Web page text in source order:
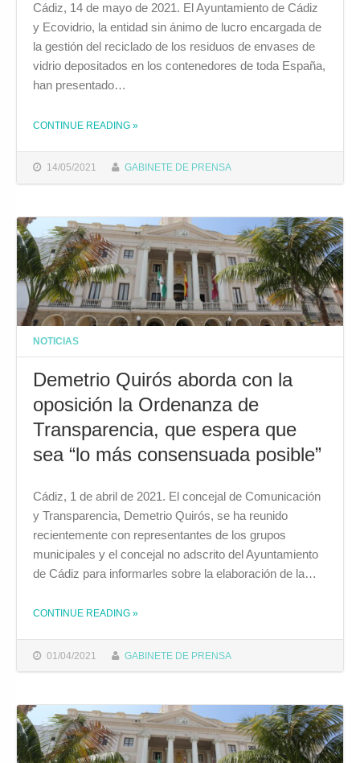
14/05/2021 GABINETE DE PRENSA
Cádiz, 14 de mayo de 2021. El Ayuntamiento de Cádiz
y Ecovidrio, la entidad sin ánimo de lucro encargada de
la gestión del reciclado de los residuos de envases de
vidrio depositados en los contenedores de toda España,
han presentado…
CONTINUE READING THE "EL AYUNTAMIENTO Y ECOVIDRIO REFUERZAN LA RECOGIDA SELECTIVA DE ENVASES DE VIDRIO CON LA INSTALACIÓN DE NOVEDOSOS CUBRE-CUBOS"
»
NOTICIAS
Demetrio Quirós aborda con la
oposición la Ordenanza de
Transparencia, que espera que
sea “lo más consensuada posible”
01/04/2021 GABINETE DE PRENSA
Cádiz, 1 de abril de 2021. El concejal de Comunicación
y Transparencia, Demetrio Quirós, se ha reunido
recientemente con representantes de los grupos
municipales y el concejal no adscrito del Ayuntamiento
de Cádiz para informarles sobre la elaboración de la…
CONTINUE READING THE "DEMETRIO QUIRÓS ABORDA CON LA OPOSICIÓN LA ORDENANZA DE TRANSPARENCIA, QUE ESPERA QUE SEA “LO MÁS CONSENSUADA POSIBLE”"
»